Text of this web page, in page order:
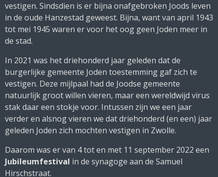
vestigen. Sindsdien is er bijna onafgebroken Joods leven
in de oude Hanzestad geweest. Bijna, want van april 1943
tot mei 1945 waren er voor het oog geen Joden meer in
de stad.
In 2021 was het driehonderd jaar geleden dat de
burgerlijke gemeente Joden toestemming gaf zich te
vestigen. Deze mijlpaal had de Joodse gemeente
natuurlijk groot willen vieren, maar een wereldwijd virus
stak daar een stokje voor. Intussen zijn we een jaar
verder en alsnog vieren we dat driehonderd (en een) jaar
geleden Joden zich mochten vestigen in Zwolle.
Daarom was er van 4 tot en met 11 september 2022 een
Jubileumfestival in de synagoge aan de Samuel
Hirschstraat.